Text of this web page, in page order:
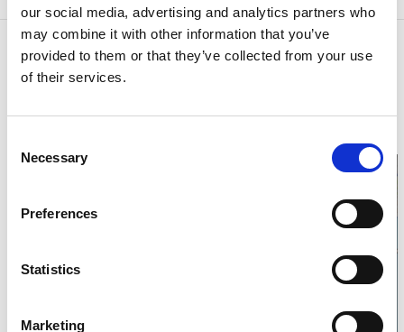
our social media, advertising and analytics partners who
may combine it with other information that you’ve
provided to them or that they’ve collected from your use
of their services.
Selection
Necessary
Preferences
Statistics
Marketing
Kontaktinformation
Villa Nysäter